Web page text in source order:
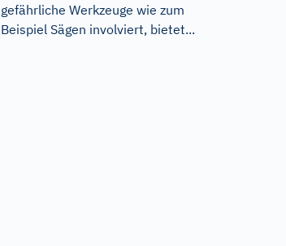
gefährliche Werkzeuge wie zum
Beispiel Sägen involviert, bietet...